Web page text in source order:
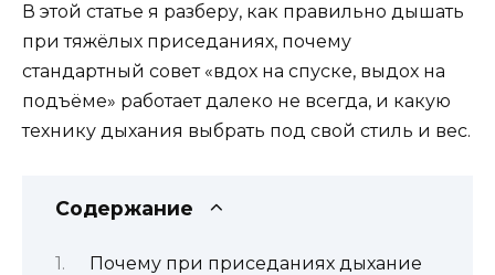
В этой статье я разберу, как правильно дышать
при тяжёлых приседаниях, почему
стандартный совет «вдох на спуске, выдох на
подъёме» работает далеко не всегда, и какую
технику дыхания выбрать под свой стиль и вес.
Содержание
Почему при приседаниях дыхание